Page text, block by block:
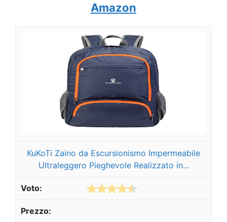
Amazon
KuKoTi Zaino da Escursionismo Impermeabile
Ultraleggero Pieghevole Realizzato in...